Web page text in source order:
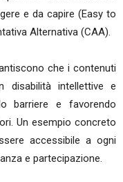
e da capire (Easy to
Alternativa (CAA).
che i contenuti
disabilità intellettive e
barriere e favorendo
Un esempio concreto
accessibile a ogni
e partecipazione.